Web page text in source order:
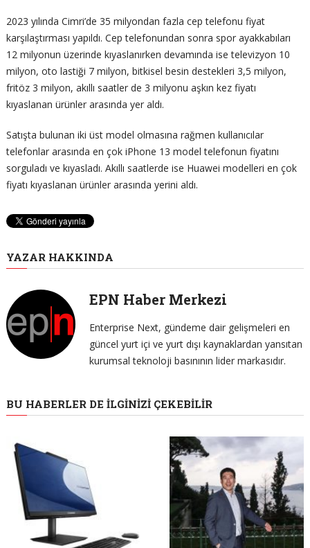
2023 yılında Cimri’de 35 milyondan fazla cep telefonu fiyat
karşılaştırması yapıldı. Cep telefonundan sonra spor ayakkabıları
12 milyonun üzerinde kıyaslanırken devamında ise televizyon 10
milyon, oto lastiği 7 milyon, bitkisel besin destekleri 3,5 milyon,
fritöz 3 milyon, akıllı saatler de 3 milyonu aşkın kez fiyatı
kıyaslanan ürünler arasında yer aldı.
Satışta bulunan iki üst model olmasına rağmen kullanıcılar
telefonlar arasında en çok iPhone 13 model telefonun fiyatını
sorguladı ve kıyasladı. Akıllı saatlerde ise Huawei modelleri en çok
fiyatı kıyaslanan ürünler arasında yerini aldı.
YAZAR HAKKINDA
EPN Haber Merkezi
Enterprise Next, gündeme dair gelişmeleri en
güncel yurt içi ve yurt dışı kaynaklardan yansıtan
kurumsal teknoloji basınının lider markasıdır.
BU HABERLER DE İLGINIZI ÇEKEBILIR